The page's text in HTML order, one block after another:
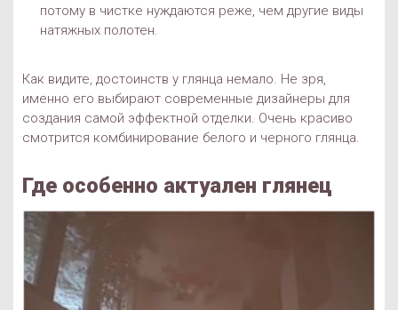
потому в чистке нуждаются реже, чем другие виды
натяжных полотен.
Как видите, достоинств у глянца немало. Не зря,
именно его выбирают современные дизайнеры для
создания самой эффектной отделки. Очень красиво
смотрится комбинирование белого и черного глянца.
Где особенно актуален глянец